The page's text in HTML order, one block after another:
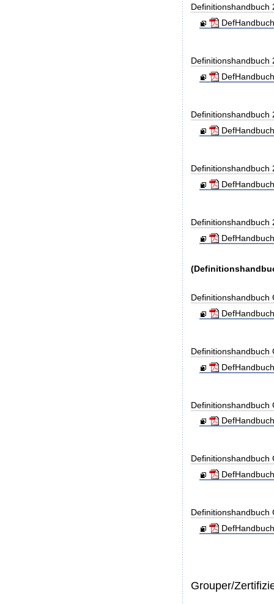
Definitionshandbuch
Definitionshandbuch
Definitionshandbuch
Definitionshandbuch
Definitionshandbuch
Definitionshandbuch
Definitionshandbuch
Definitionshandbuch
Definitionshandbuch
Definitionshandbuch
Grouper/